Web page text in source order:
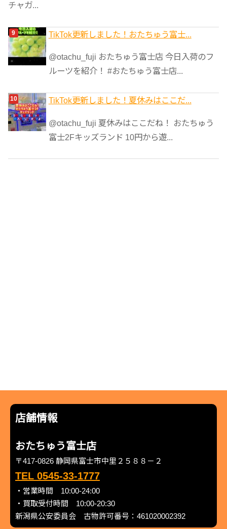
チャガ...
TikTok更新しました！おたちゅう富士...
@otachu_fuji おたちゅう富士店 今日入荷のフ
ルーツを紹介！ #おたちゅう富士店...
TikTok更新しました！夏休みはここだ...
@otachu_fuji 夏休みはここだね！ おたちゅう
富士2Fキッズランド 10円から遊...
店舗情報
おたちゅう富士店
〒417-0826 静岡県富士市中里２５８８－２
TEL 0545-33-1777
・営業時間 10:00-24:00
・買取受付時間 10:00-20:30
新潟県公安委員会 古物許可番号：461020002392